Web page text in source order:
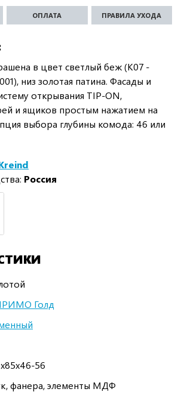
ОПЛАТА ПРАВИЛА УХОДА
в цвет светлый беж (K07 -
низ золотая патина. Фасады и
открывания TIP-ON,
и ящиков простым нажатием на
выбора глубины комода: 46 или
Россия
Голд
56
фанера, элементы МДФ